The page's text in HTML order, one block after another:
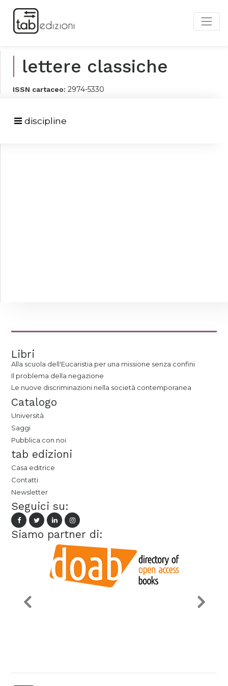
lettere classiche
ISSN cartaceo: 2974-5330
discipline
Libri
Alla scuola dell'Eucaristia per una missione senza confini
Il problema della negazione
Le nuove discriminazioni nella società contemporanea
Catalogo
Università
Saggi
Pubblica con noi
tab edizioni
Casa editrice
Contatti
Newsletter
Seguici su:
Siamo partner di: